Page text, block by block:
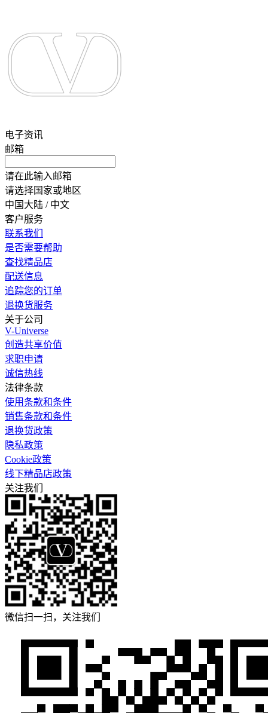
电子资讯
邮箱
请在此输入邮箱
请选择国家或地区
中国大陆 / 中文
客户服务
联系我们
是否需要帮助
查找精品店
配送信息
追踪您的订单
退换货服务
关于公司
V-Universe
创造共享价值
求职申请
诚信热线
法律条款
使用条款和条件
销售条款和条件
退换货政策
隐私政策
Cookie政策
线下精品店政策
关注我们
微信扫一扫，关注我们